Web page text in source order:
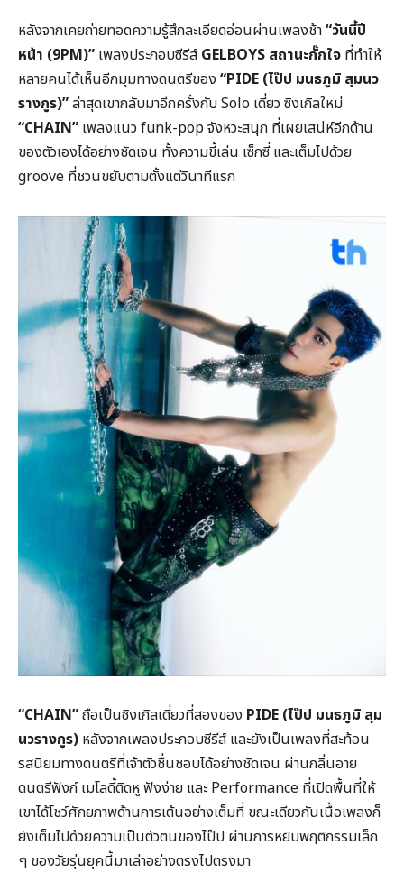
หลังจากเคยถ่ายทอดความรู้สึกละเอียดอ่อนผ่านเพลงช้า“วันนี้ปี
หน้า (9PM)” เพลงประกอบซีรีส์ GELBOYS สถานะกั๊กใจ ที่ทำให้
หลายคนได้เห็นอีกมุมทางดนตรีของ “PIDE (ไป๊ป มนธภูมิ สุมนว
รางกูร)”ล่าสุดเขากลับมาอีกครั้งกับ Solo เดี่ยว ซิงเกิลใหม่
“CHAIN” เพลงแนว funk-pop จังหวะสนุก ที่เผยเสน่ห์อีกด้าน
ของตัวเองได้อย่างชัดเจน ทั้งความขี้เล่น เซ็กซี่ และเต็มไปด้วย
groove ที่ชวนขยับตามตั้งแต่วินาทีแรก
“CHAIN”ถือเป็นซิงเกิลเดี่ยวที่สองของ PIDE (ไป๊ป มนธภูมิ สุม
นวรางกูร) หลังจากเพลงประกอบซีรีส์ และยังเป็นเพลงที่สะท้อน
รสนิยมทางดนตรีที่เจ้าตัวชื่นชอบได้อย่างชัดเจน ผ่านกลิ่นอาย
ดนตรีฟังก์ เมโลดี้ติดหู ฟังง่าย และ Performance ที่เปิดพื้นที่ให้
เขาได้โชว์ศักยภาพด้านการเต้นอย่างเต็มที่ ขณะเดียวกันเนื้อเพลงก็
ยังเต็มไปด้วยความเป็นตัวตนของไป๊ป ผ่านการหยิบพฤติกรรมเล็ก
ๆ ของวัยรุ่นยุคนี้มาเล่าอย่างตรงไปตรงมา